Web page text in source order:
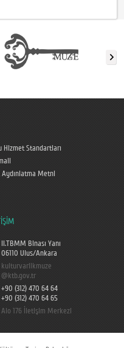
Hizmet Standartları
Aydınlatma Metni
II.TBMM Binası Yanı
06110 Ulus/Ankara
kulturvarlikmuze
@ktb.gov.tr
+90 (312) 470 64 64
+90 (312) 470 64 65
Alo 176 İletişim Merkezi